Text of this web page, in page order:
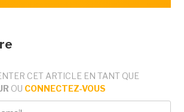
CET ARTICLE EN TANT QUE
OU CONNECTEZ-VOUS